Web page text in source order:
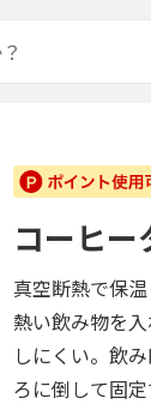
コーヒー
真空断熱で保
熱い飲み物を
しにくい。飲
ろに倒して固